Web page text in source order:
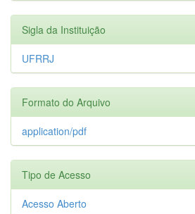
Sigla da Instituição
UFRRJ
Formato do Arquivo
application/pdf
Tipo de Acesso
Acesso Aberto